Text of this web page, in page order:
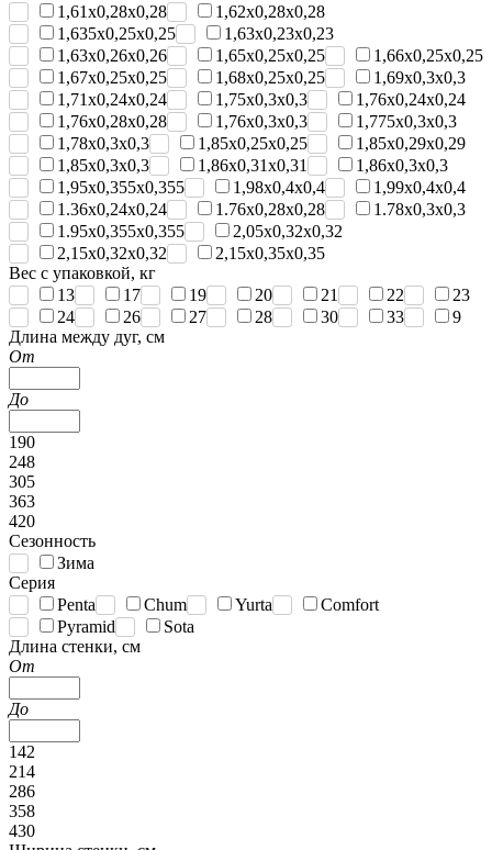
1,61x0,28x0,28
1,62x0,28x0,28
1,635x0,25x0,25
1,63x0,23x0,23
1,63x0,26x0,26
1,65x0,25x0,25
1,66x0,25x0,25
1,67x0,25x0,25
1,68x0,25x0,25
1,69x0,3x0,3
1,71x0,24x0,24
1,75x0,3x0,3
1,76x0,24x0,24
1,76x0,28x0,28
1,76x0,3x0,3
1,775x0,3x0,3
1,78x0,3x0,3
1,85x0,25x0,25
1,85x0,29x0,29
1,85x0,3x0,3
1,86x0,31x0,31
1,86x0,3x0,3
1,95x0,355x0,355
1,98x0,4x0,4
1,99x0,4x0,4
1.36x0,24x0,24
1.76x0,28x0,28
1.78x0,3x0,3
1.95x0,355x0,355
2,05x0,32x0,32
2,15x0,32x0,32
2,15x0,35x0,35
Вес с упаковкой, кг
13
17 19 20 21 22
23
24
26 27 28 30 33
9
Длина между дуг, см
От
До
190
248
305
363
420
Сезонность
Зима
Серия
Penta
Chum Yurta
Comfort
Pyramid
Sota
Длина стенки, см
От
До
142
214
286
358
430